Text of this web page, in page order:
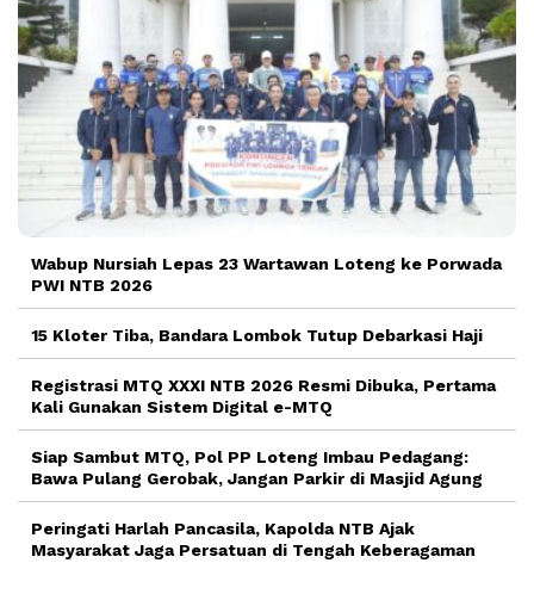
Wabup Nursiah Lepas 23 Wartawan Loteng ke Porwada
PWI NTB 2026
15 Kloter Tiba, Bandara Lombok Tutup Debarkasi Haji
Registrasi MTQ XXXI NTB 2026 Resmi Dibuka, Pertama
Kali Gunakan Sistem Digital e-MTQ
Siap Sambut MTQ, Pol PP Loteng Imbau Pedagang:
Bawa Pulang Gerobak, Jangan Parkir di Masjid Agung
Peringati Harlah Pancasila, Kapolda NTB Ajak
Masyarakat Jaga Persatuan di Tengah Keberagaman